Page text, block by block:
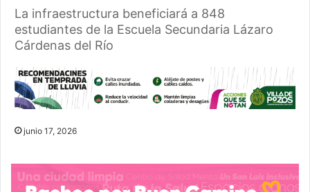
La infraestructura beneficiará a 848
estudiantes de la Escuela Secundaria Lázaro
Cárdenas del Río
junio 17, 2026